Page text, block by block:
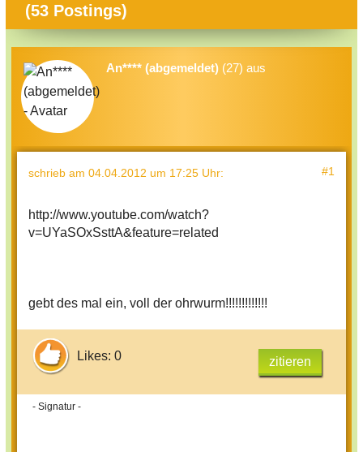
(53 Postings)
An**** (abgemeldet) (27) aus
schrieb am 04.04.2012 um 17:25 Uhr: #1
http://www.youtube.com/watch?
v=UYaSOxSsttA&feature=related
gebt des mal ein, voll der ohrwurm!!!!!!!!!!!!!
Likes: 0 zitieren
- Signatur -